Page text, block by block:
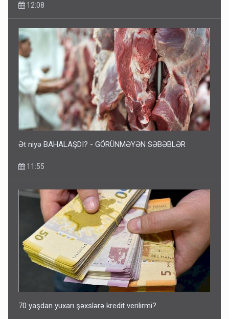
12:08
Ət niyə BAHALAŞDI? - GÖRÜNMƏYƏN SƏBƏBLƏR
11:55
70 yaşdan yuxarı şəxslərə kredit verilirmi?